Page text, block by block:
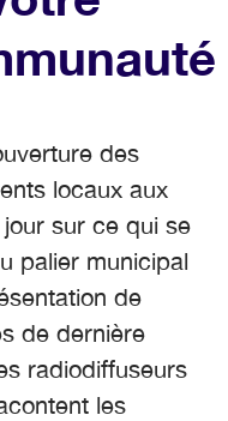
des
locaux aux
sur ce qui se
palier municipal
de
de dernière
radiodiffuseurs
les